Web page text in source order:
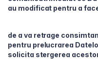
au modificat pentru a
de a va retrage
pentru prelucrarea
solicita stergerea